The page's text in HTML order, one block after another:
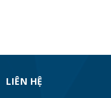
LIÊN HỆ